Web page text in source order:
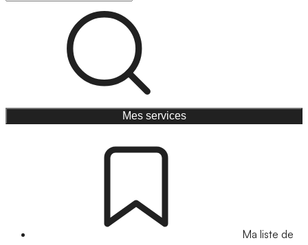
Mes services
Ma liste de